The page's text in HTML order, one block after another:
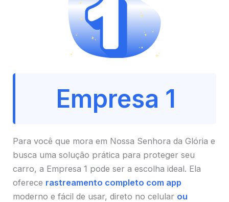
Empresa 1
Para você que mora em Nossa Senhora da Glória e
busca uma solução prática para proteger seu
carro, a Empresa 1 pode ser a escolha ideal. Ela
oferece rastreamento completo com app
moderno e fácil de usar, direto no celular ou